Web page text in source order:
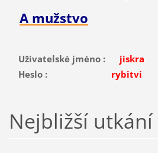
A mužstvo
Uživatelské jméno : jiskra
Heslo : rybitvi
Nejbližší utkání